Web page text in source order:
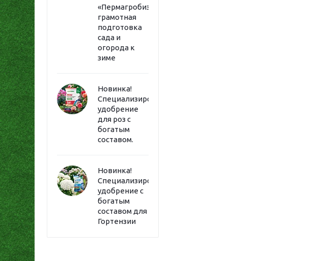
«Пермагробизнес»:
грамотная
подготовка
сада и
огорода к
зиме
Новинка!
Специализированное
удобрение
для роз с
богатым
составом.
Новинка!
Специализированное
удобрение с
богатым
составом для
Гортензии